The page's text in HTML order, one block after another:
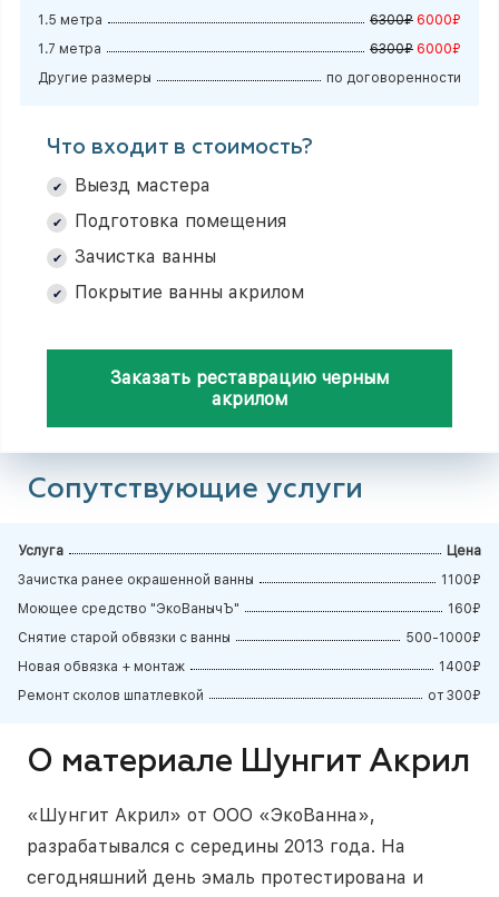
1.5 метра
6300₽ 6000₽
1.7 метра
6300₽ 6000₽
Другие размеры
по договоренности
Что входит в стоимость?
Выезд мастера
Подготовка помещения
Зачистка ванны
Покрытие ванны акрилом
Заказать реставрацию черным
акрилом
Сопутствующие услуги
Услуга
Цена
Зачистка ранее окрашенной ванны
1100₽
Моющее средство "ЭкоВанычЪ"
160₽
Снятие старой обвязки с ванны
500-1000₽
Новая обвязка + монтаж
1400₽
Ремонт сколов шпатлевкой
от 300₽
О материале Шунгит Акрил
«Шунгит Акрил» от ООО «ЭкоВанна»,
разрабатывался с середины 2013 года. На
сегодняшний день эмаль протестирована и